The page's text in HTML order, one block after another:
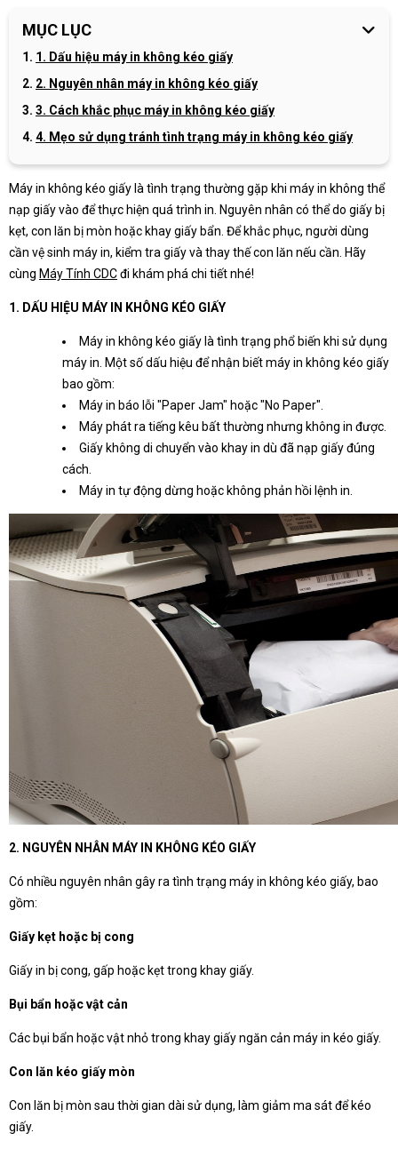
MỤC LỤC
1. Dấu hiệu máy in không kéo giấy
2. Nguyên nhân máy in không kéo giấy
3. Cách khắc phục máy in không kéo giấy
4. Mẹo sử dụng tránh tình trạng máy in không kéo giấy
Máy in không kéo giấy là tình trạng thường gặp khi máy in không thể
nạp giấy vào để thực hiện quá trình in. Nguyên nhân có thể do giấy bị
kẹt, con lăn bị mòn hoặc khay giấy bẩn. Để khắc phục, người dùng
cần vệ sinh máy in, kiểm tra giấy và thay thế con lăn nếu cần. Hãy
cùng Máy Tính CDCđi khám phá chi tiết nhé!
1. DẤU HIỆU MÁY IN KHÔNG KÉO GIẤY
Máy in không kéo giấy là tình trạng phổ biến khi sử dụng
máy in. Một số dấu hiệu để nhận biết máy in không kéo giấy
bao gồm:
Máy in báo lỗi "Paper Jam" hoặc "No Paper".
Máy phát ra tiếng kêu bất thường nhưng không in được.
Giấy không di chuyển vào khay in dù đã nạp giấy đúng
cách.
Máy in tự động dừng hoặc không phản hồi lệnh in.
2. NGUYÊN NHÂN MÁY IN KHÔNG KÉO GIẤY
Có nhiều nguyên nhân gây ra tình trạng máy in không kéo giấy, bao
gồm:
Giấy kẹt hoặc bị cong
Giấy in bị cong, gấp hoặc kẹt trong khay giấy.
Bụi bẩn hoặc vật cản
Các bụi bẩn hoặc vật nhỏ trong khay giấy ngăn cản máy in kéo giấy.
Con lăn kéo giấy mòn
Con lăn bị mòn sau thời gian dài sử dụng, làm giảm ma sát để kéo
giấy.